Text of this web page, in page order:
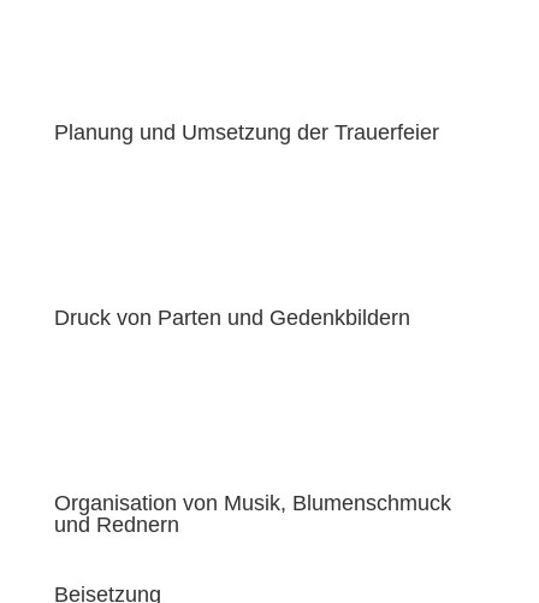
Planung und Umsetzung der Trauerfeier
Druck von Parten und Gedenkbildern
Organisation von Musik, Blumenschmuck
und Rednern
Beisetzung